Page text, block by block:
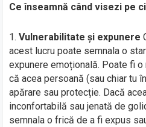
Ce înseamnă când visezi pe
Vulnerabilitate și expunere
acest lucru poate semnala o
expunere emoțională. Poate fi
că acea persoană (sau chiar tu
apărare sau protecție. Dacă
inconfortabilă sau jenată de
semnala o frică de a fi expus